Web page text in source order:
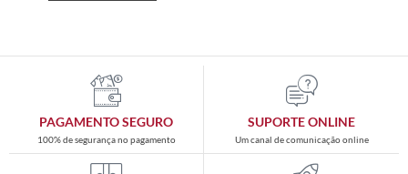
PAGAMENTO SEGURO
100% de segurança no pagamento
SUPORTE ONLINE
Um canal de comunicação online